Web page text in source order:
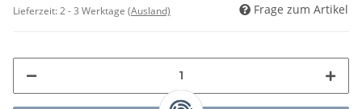
Lieferzeit:2 - 3 Werktage (Ausland) Frage zum Artikel